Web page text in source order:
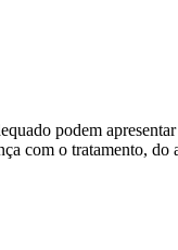
podem
com o tratamento, do